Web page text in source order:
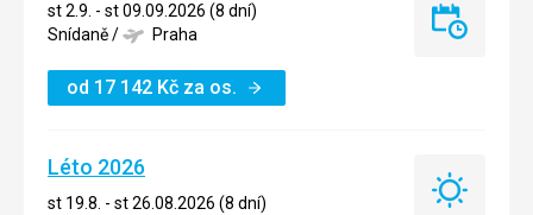
st 2.9. - st 09.09.2026 (8 dní)
Snídaně/ Praha
od 17 142 Kč za os.
Last
Léto 2026
st 19.8. - st 26.08.2026 (8 dní)
Léto